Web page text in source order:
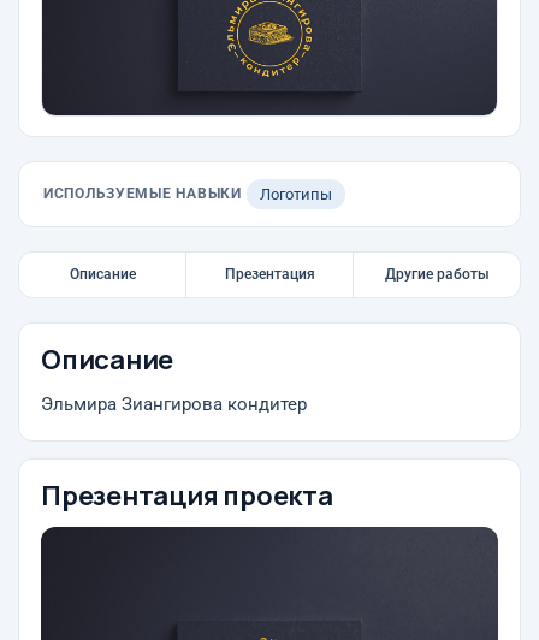
ИСПОЛЬЗУЕМЫЕ НАВЫКИ Логотипы
Описание Презентация Другие работы
Описание
Эльмира Зиангирова кондитер
Презентация проекта